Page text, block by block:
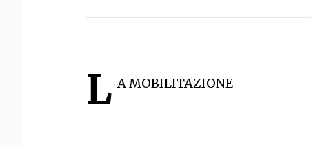
L A MOBILITAZIONE